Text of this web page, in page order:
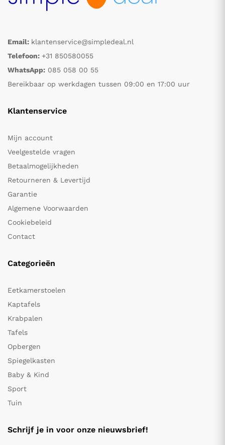
Email: klantenservice@simpledeal.nl
Telefoon: +31 850580055
WhatsApp: 085 058 00 55
Bereikbaar op werkdagen tussen 09:00 en 17:00 uur
Klantenservice
Mijn account
Veelgestelde vragen
Betaalmogelijkheden
Retourneren & Levertijd
Garantie
Algemene Voorwaarden
Cookiebeleid
Contact
Categorieën
Eetkamerstoelen
Kaptafels
Krabpalen
Tafels
Opbergen
Spiegelkasten
Baby & Kind
Sport
Tuin
Schrijf je in voor onze nieuwsbrief!